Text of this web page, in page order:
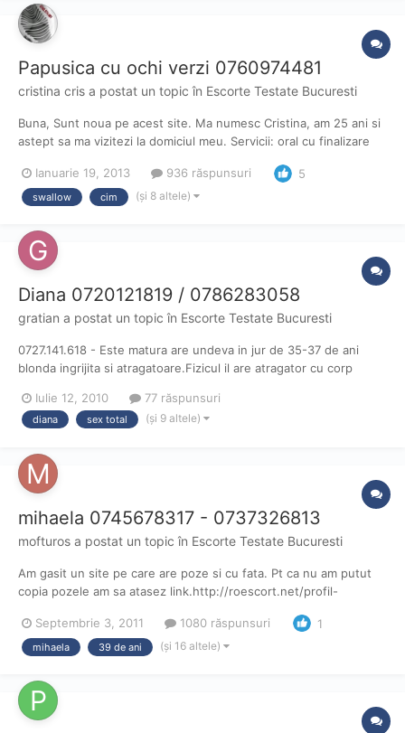
Papusica cu ochi verzi 0760974481
cristina cris a postat un topic în Escorte Testate Bucuresti
Buna, Sunt noua pe acest site. Ma numesc Cristina, am 25 ani si
astept sa ma vizitezi la domiciul meu. Servicii: oral cu finalizare
cunnilingus. Telefon: 0760974481. Program: 10.00 - 20.30 (L-S).
Ianuarie 19, 2013 936 răspunsuri 5
swallow cim (și 8 altele)
Diana 0720121819 / 0786283058
gratian a postat un topic în Escorte Testate Bucuresti
0727.141.618 - Este matura are undeva in jur de 35-37 de ani
blonda ingrijita si atragatoare.Fizicul il are atragator cu corp
poarta frumos oral nota 8 , normal 9 ,finalizare 9 te lasa sa
termini unde vrei.tarif oral si normal 120...
Iulie 12, 2010 77 răspunsuri
diana sex total (și 9 altele)
mihaela 0745678317 - 0737326813
mofturos a postat un topic în Escorte Testate Bucuresti
Am gasit un site pe care are poze si cu fata. Pt ca nu am putut
copia pozele am sa atasez link.http://roescort.net/profil-
Septembrie 3, 2011
1080 răspunsuri 1
mihaela 39 de ani (și 16 altele)